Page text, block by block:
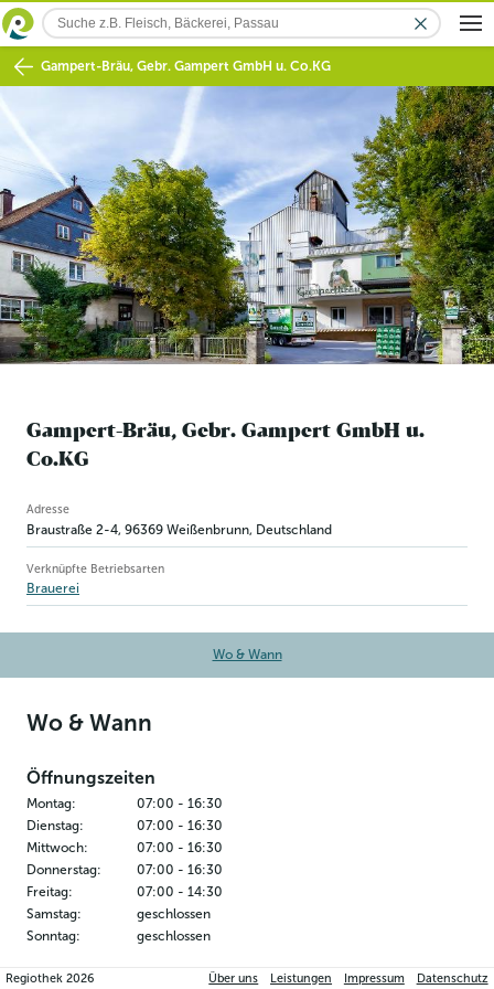
Gampert-Bräu, Gebr. Gampert GmbH u. Co.KG
Gampert-Bräu, Gebr. Gampert GmbH u.
Co.KG
Betriebsinformation
Adresse
Braustraße 2-4, 96369 Weißenbrunn, Deutschland
Verknüpfte Betriebsarten
Brauerei
Wo & Wann
Wo & Wann
Öffnungszeiten
Montag: 07:00 - 16:30
Dienstag: 07:00 - 16:30
Mittwoch: 07:00 - 16:30
Donnerstag: 07:00 - 16:30
Freitag: 07:00 - 14:30
Samstag:
geschlossen
Sonntag: geschlossen
Kontakt
Regiothek2026 Über uns Leistungen Impressum Datenschutz